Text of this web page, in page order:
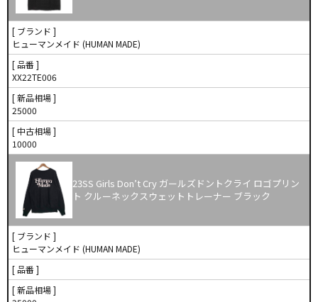
[ ブランド ]
ヒューマンメイド (HUMAN MADE)
[ 品番 ]
XX22TE006
[ 新品相場 ]
25000
[ 中古相場 ]
10000
23SS Girls Don’t Cry ガールズドントクライ ロゴプリン
ト クルーネックスウェットトレーナー ブラック
[ ブランド ]
ヒューマンメイド (HUMAN MADE)
[ 品番 ]
[ 新品相場 ]